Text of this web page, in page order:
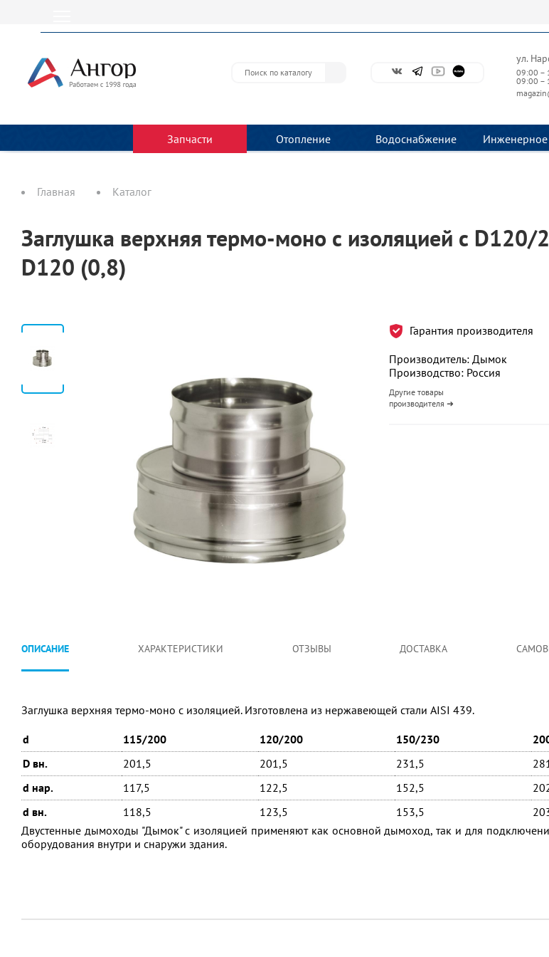
ул.
09:00 –
09:00 –
Запчасти Отопление Водоснабжение Инженерное
Главная Каталог
Заглушка верхняя термо-моно с изоляцией с D120/
D120 (0,8)
Гарантия производителя
Производитель: Дымок
Производство: Россия
Другие товары
производителя ➜
ОПИСАНИЕ ХАРАКТЕРИСТИКИ ОТЗЫВЫ ДОСТАВКА
Заглушка верхняя термо-моно с изоляцией. Изготовлена из нержавеющей стали AISI 439.
d 115/200 120/200 150/230
D вн.
201,5 201,5 231,5
d нар.
117,5 122,5 152,5
d вн.
118,5 123,5 153,5
Двустенные дымоходы "Дымок" с изоляцией применяют как основной дымоход, так и для
оборудования внутри и снаружи здания.